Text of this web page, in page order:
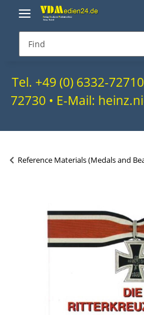
Tel. +49 (0) 6332-
72730 • E-Mail:
Reference Materials (Medals and